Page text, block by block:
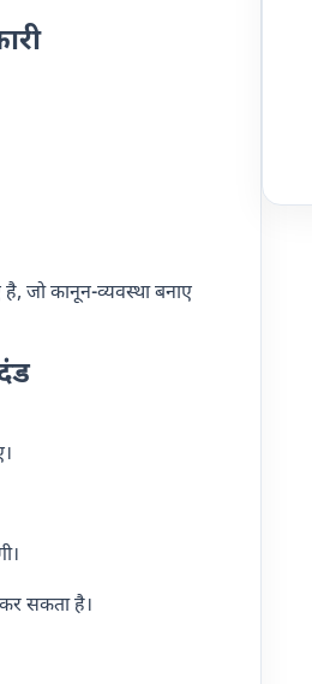
जो कानून-व्यवस्था बनाए
सकता है।